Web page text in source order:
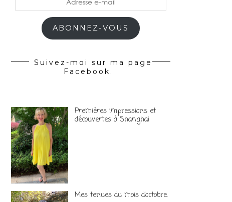
ABONNEZ-VOUS
Suivez-moi sur ma page
Facebook.
Premières impressions et
découvertes à Shanghai
Mes tenues du mois d’octobre.